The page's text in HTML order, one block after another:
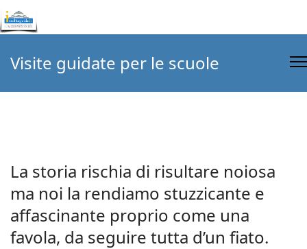
Visite guidate per le scuole
La storia rischia di risultare noiosa
ma noi la rendiamo stuzzicante e
affascinante proprio come una
favola, da seguire tutta d’un fiato.